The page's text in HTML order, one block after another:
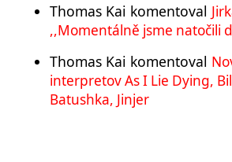
Thomas Kai komentoval
,,Momentálně jsme natočili
Thomas Kai komentoval
interpretov As I Lie Dying,
Batushka, Jinjer